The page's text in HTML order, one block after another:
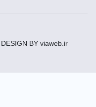
. DESIGN BY viaweb.ir